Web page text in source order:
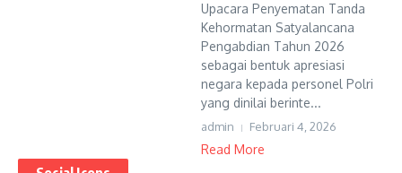
Upacara Penyematan Tanda
Kehormatan Satyalancana
Pengabdian Tahun 2026
sebagai bentuk apresiasi
negara kepada personel Polri
yang dinilai berinte...
admin Februari 4, 2026
Read More